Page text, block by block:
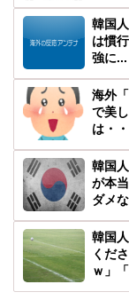
韓国
は慣
強に...
海外
で美
は・
韓国
が本
ダメ
韓国
くだ
ｗ」